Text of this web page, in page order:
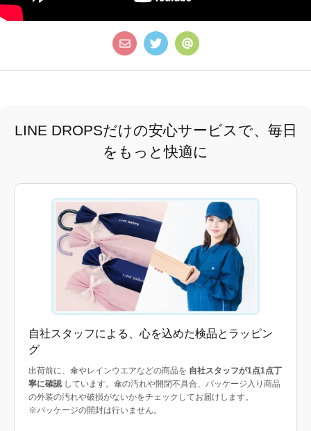
LINE DROPSだけの安心サービスで、毎日
をもっと快適に
自社スタッフによる、心を込めた検品とラッピン
グ
出荷前に、傘やレインウエアなどの商品を 自社スタッフが1点1点丁
寧に確認しています。傘の汚れや開閉不具合、パッケージ入り商品
の外装の汚れや破損がないかをチェックしてお届けします。
※パッケージの開封は行いません。